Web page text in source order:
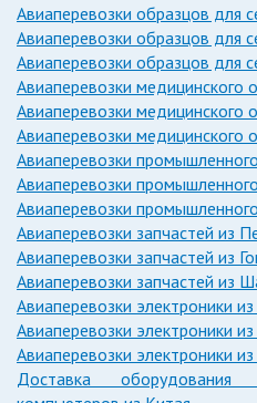
Авиаперевозки образцов для
Авиаперевозки образцов для
Авиаперевозки образцов для
Авиаперевозки медицинского
Авиаперевозки медицинского
Авиаперевозки медицинского
Авиаперевозки
Авиаперевозки
Авиаперевозки
Авиаперевозки запчастей из
Авиаперевозки запчастей из
Авиаперевозки запчастей из
Авиаперевозки электроники из
Авиаперевозки электроники
Авиаперевозки электроники
Доставка